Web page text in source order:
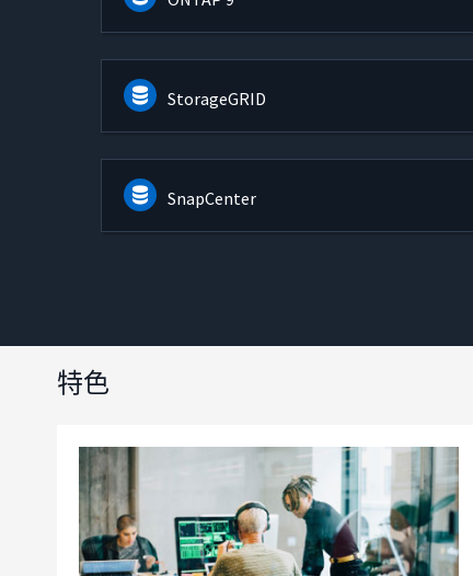
StorageGRID
SnapCenter
特色